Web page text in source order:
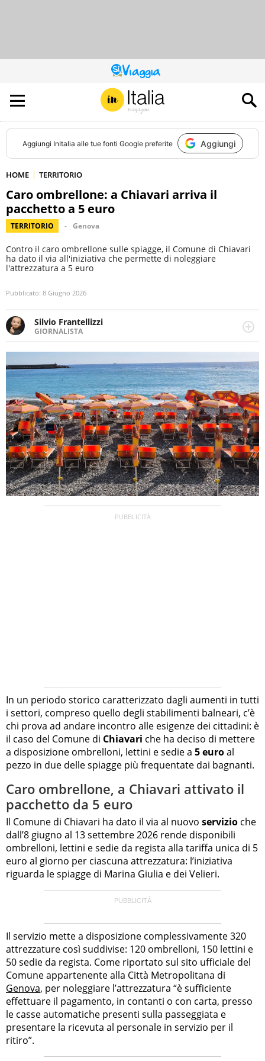
QUESTO
SITO
CONTRIBUISCE
ALL’AUDIENCE
DI
Aggiungi InItalia alle tue fonti Google preferite Aggiungi
HOME TERRITORIO
Caro ombrellone: a Chiavari arriva il
pacchetto a 5 euro
TERRITORIO Genova
Contro il caro ombrellone sulle spiagge, il Comune di Chiavari
ha dato il via all'iniziativa che permette di noleggiare
l'attrezzatura a 5 euro
Pubblicato: 8 Giugno 2026
Silvio Frantellizzi
GIORNALISTA
Giornalista pubblicista. Da oltre dieci anni si occupa di
informazione sul web, scrivendo di sport, attualità,
cronaca, motori, spettacolo e videogame.
In un periodo storico caratterizzato dagli aumenti in tutti
i settori, compreso quello degli stabilimenti balneari, c’è
chi prova ad andare incontro alle esigenze dei cittadini: è
il caso del Comune di Chiavari che ha deciso di mettere
a disposizione ombrelloni, lettini e sedie a 5 euroal
pezzo in due delle spiagge più frequentate dai bagnanti.
Caro ombrellone, a Chiavari attivato il
pacchetto da 5 euro
Il Comune di Chiavari ha dato il via al nuovo servizio che
dall’8 giugno al 13 settembre 2026 rende disponibili
ombrelloni, lettini e sedie da regista alla tariffa unica di 5
euro al giorno per ciascuna attrezzatura: l’iniziativa
riguarda le spiagge di Marina Giulia e dei Velieri.
Il servizio mette a disposizione complessivamente 320
attrezzature così suddivise: 120 ombrelloni, 150 lettini e
50 sedie da regista. Come riportato sul sito ufficiale del
Comune appartenente alla Città Metropolitana di
Genova, per noleggiare l’attrezzatura “è sufficiente
effettuare il pagamento, in contanti o con carta, presso
le casse automatiche presenti sulla passeggiata e
presentare la ricevuta al personale in servizio per il
ritiro”.